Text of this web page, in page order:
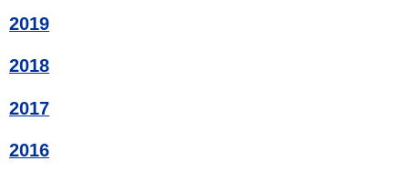
2019
2018
2017
2016